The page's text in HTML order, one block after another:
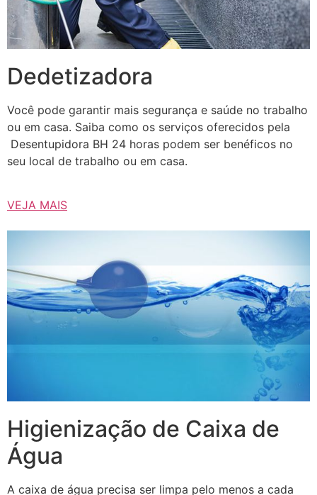
Dedetizadora
Você pode garantir mais segurança e saúde no trabalho
ou em casa. Saiba como os serviços oferecidos pela
Desentupidora BH 24 horas podem ser benéficos no
seu local de trabalho ou em casa.
VEJA MAIS
Higienização de Caixa de
Água
A caixa de água precisa ser limpa pelo menos a cada